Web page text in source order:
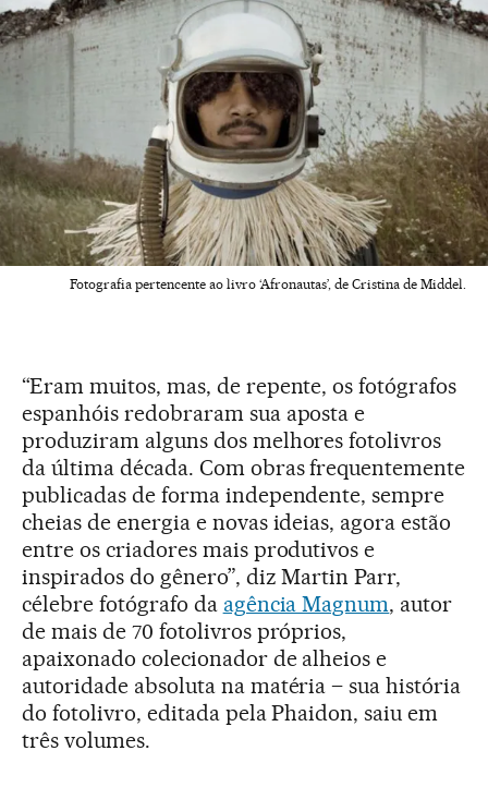
Fotografia pertencente ao livro ‘Afronautas’, de Cristina de Middel.
“Eram muitos, mas, de repente, os fotógrafos
espanhóis redobraram sua aposta e
produziram alguns dos melhores fotolivros
da última década. Com obras frequentemente
publicadas de forma independente, sempre
cheias de energia e novas ideias, agora estão
entre os criadores mais produtivos e
inspirados do gênero”, diz Martin Parr,
célebre fotógrafo da agência Magnum, autor
de mais de 70 fotolivros próprios,
apaixonado colecionador de alheios e
autoridade absoluta na matéria – sua história
do fotolivro, editada pela Phaidon, saiu em
três volumes.